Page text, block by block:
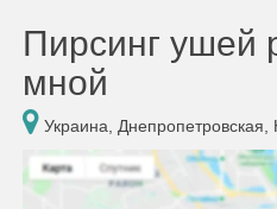
Пирсинг ушей
мной
Украина, Днепропетровская,